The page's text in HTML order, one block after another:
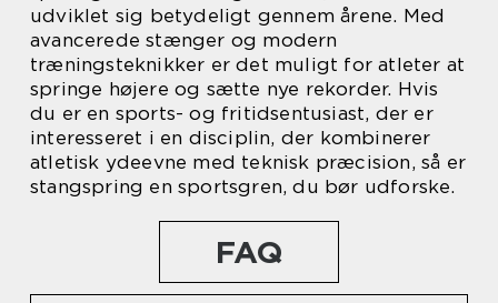
udviklet sig betydeligt gennem årene. Med
avancerede stænger og modern
træningsteknikker er det muligt for atleter at
springe højere og sætte nye rekorder. Hvis
du er en sports- og fritidsentusiast, der er
interesseret i en disciplin, der kombinerer
atletisk ydeevne med teknisk præcision, så er
stangspring en sportsgren, du bør udforske.
FAQ